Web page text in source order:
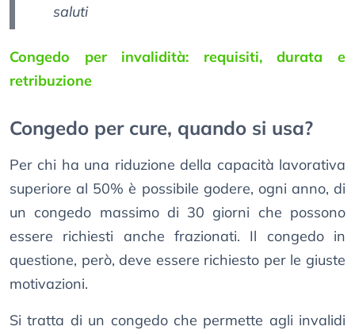
saluti
Congedo per invalidità: requisiti, durata e
retribuzione
Congedo per cure, quando si usa?
Per chi ha una riduzione della capacità lavorativa
superiore al 50% è possibile godere, ogni anno, di
un congedo massimo di 30 giorni che possono
essere richiesti anche frazionati. Il congedo in
questione, però, deve essere richiesto per le giuste
motivazioni.
Si tratta di un congedo che permette agli invalidi